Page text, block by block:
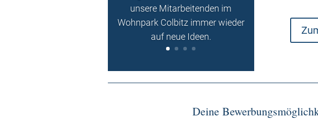
unsere Mitarbeitenden im
Wohnpark Colbitz immer wieder
auf neue Ideen.
Deine